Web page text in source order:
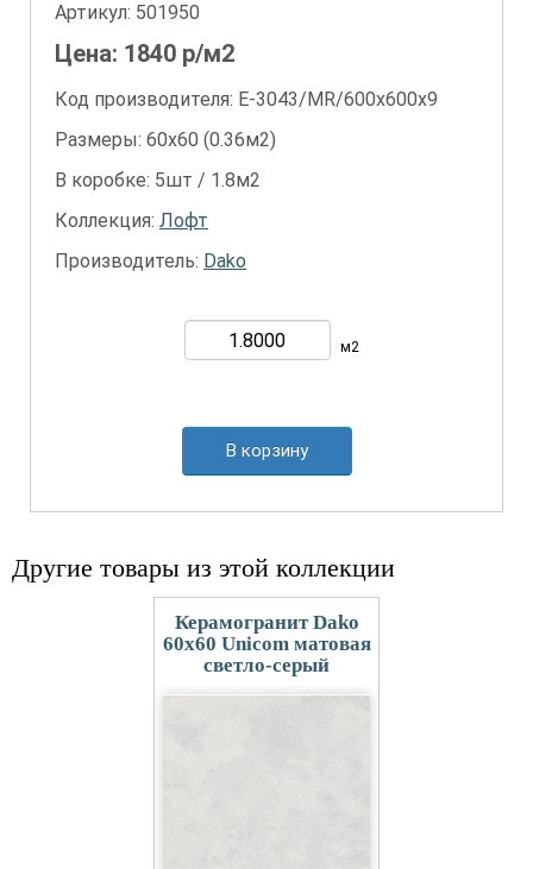
Артикул: 501950
Цена: 1840 р/м2
Код производителя: E-3043/MR/600x600x9
Размеры: 60х60 (0.36м2)
В коробке: 5шт / 1.8м2
Коллекция: Лофт
Производитель: Dako
м2
В корзину
Другие товары из этой коллекции
Керамогранит Dako
60x60 Unicom матовая
светло-серый